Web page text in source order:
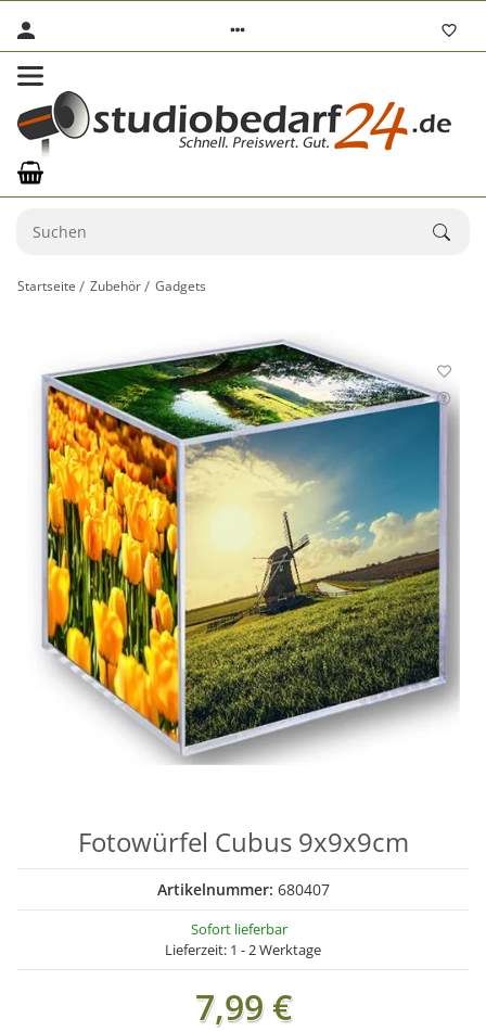
Startseite Zubehör Gadgets
Fotowürfel Cubus 9x9x9cm
Artikelnummer: 680407
Sofort lieferbar
Lieferzeit: 1 - 2 Werktage
7,99 €